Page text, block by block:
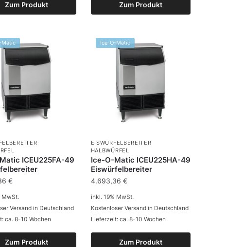
Zum Produkt Zum Produkt
Matic
ICEU225FA-49
€
Zum Produkt
MwSt.
Versand in Deutschland
ca. 8-10 Wochen
Ice-O-Matic
EISWÜRFELBEREITER
HALBWÜRFEL
Ice-O-Matic ICEU225HA-49
Eiswürfelbereiter
4.693,36 €
Zum Produkt
inkl. 19% MwSt.
Kostenloser Versand in Deutschland
Lieferzeit: ca. 8-10 Wochen